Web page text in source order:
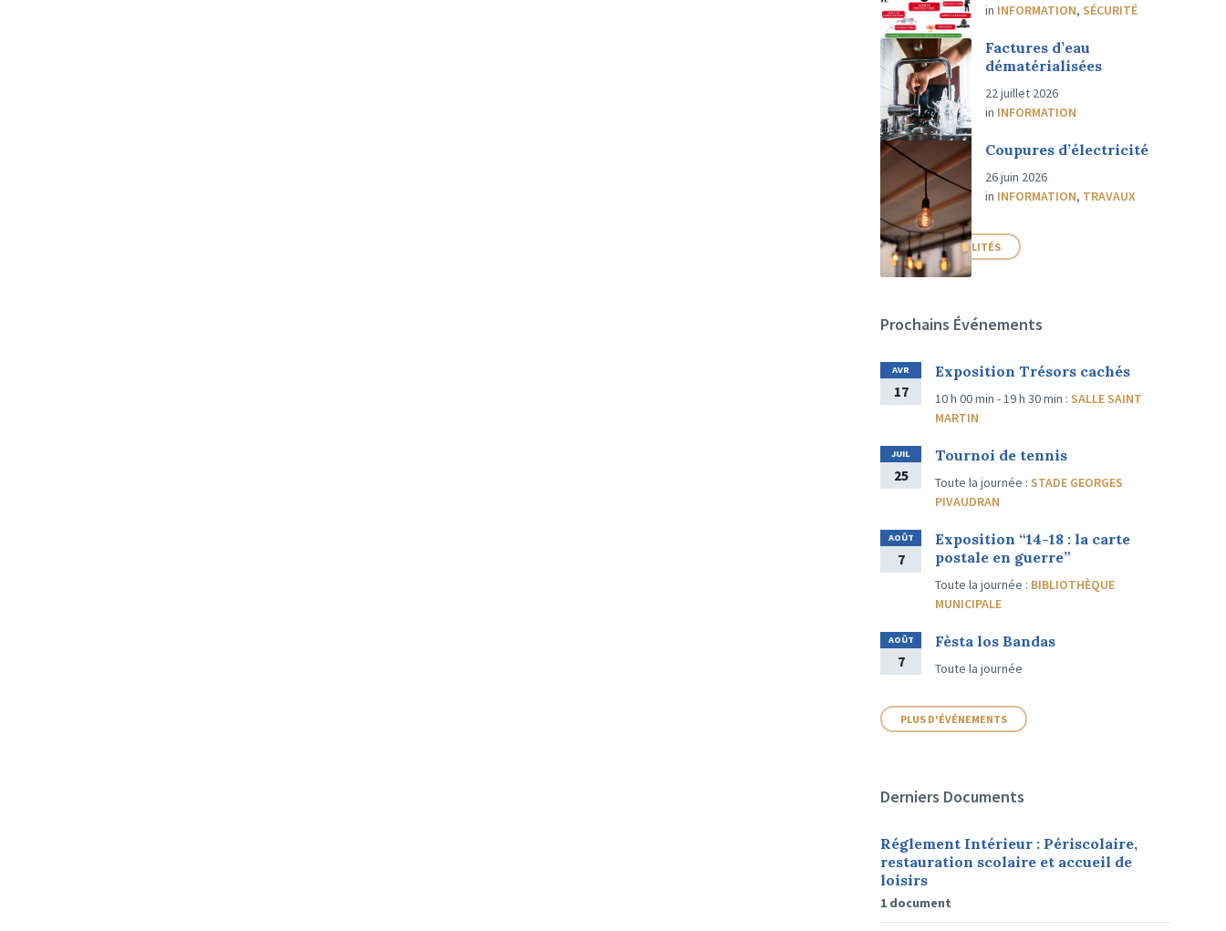
in INFORMATION,SÉCURITÉ
Factures d’eau
dématérialisées
22 juillet 2026
in INFORMATION
Coupures d’électricité
26 juin 2026
in INFORMATION, TRAVAUX
PLUS D'ACTUALITÉS
Prochains Événements
AVR
17
Exposition Trésors cachés
10 h 00 min - 19 h 30 min :SALLE SAINT
MARTIN
JUIL
25
Tournoi de tennis
Toute la journée :STADE GEORGES
PIVAUDRAN
AOÛT
7
Exposition “14-18 : la carte
postale en guerre”
Toute la journée : BIBLIOTHÈQUE
MUNICIPALE
AOÛT
7
Fèsta los Bandas
Toute la journée
PLUS D'ÉVÉNEMENTS
Derniers Documents
Réglement Intérieur : Périscolaire,
restauration scolaire et accueil de
loisirs
1 document